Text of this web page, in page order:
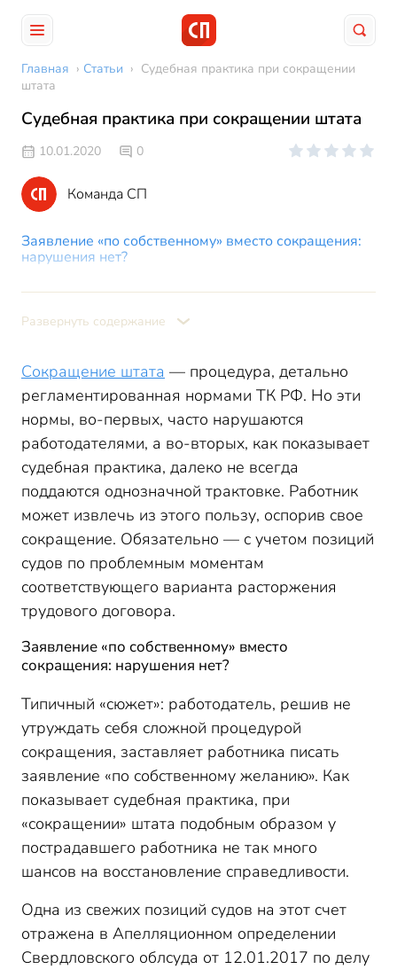
Главная › Статьи › Судебная практика при сокращении
штата
Судебная практика при сокращении штата
10.01.2020 0
Команда СП
Заявление «по собственному» вместо сокращения:
нарушения нет?
практика
уведомление работника о сокращении
Судебная практика по сокращению штата
Судебная практика при сокращении штата:
определение даты увольнения
Развернуть содержание
Сокращение штата — процедура, детально
регламентированная нормами ТК РФ. Но эти
нормы, во-первых, часто нарушаются
работодателями, а во-вторых, как показывает
судебная практика, далеко не всегда
поддаются однозначной трактовке. Работник
может извлечь из этого пользу, оспорив свое
сокращение. Обязательно — с учетом позиций
судов по проблемным моментам
соответствующего варианта расторжения
трудового договора.
Заявление «по собственному» вместо
сокращения: нарушения нет?
Типичный «сюжет»: работодатель, решив не
утруждать себя сложной процедурой
сокращения, заставляет работника писать
заявление «по собственному желанию». Как
показывает судебная практика, при
«сокращении» штата подобным образом у
пострадавшего работника не так много
шансов на восстановление справедливости.
Одна из свежих позиций судов на этот счет
отражена в Апелляционном определении
Свердловского облсуда от 12.01.2017 по делу